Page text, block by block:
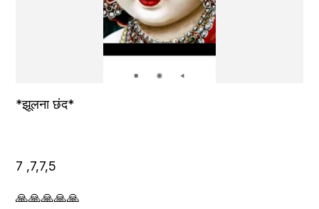
*झूलना छंद*
7 ,7,7,5
🙏🙏🙏🙏🙏